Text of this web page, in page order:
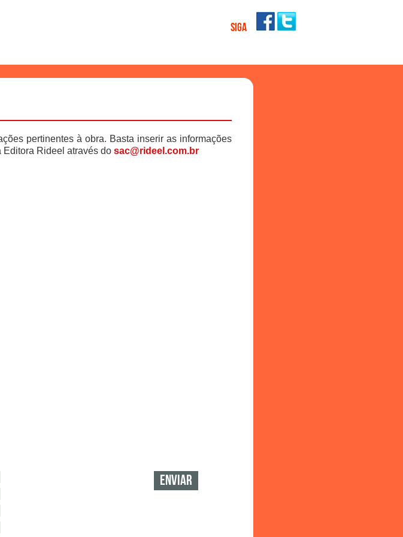
SIGA
pertinentes à obra. Basta inserir as informações
Editora Rideel através do sac@rideel.com.br